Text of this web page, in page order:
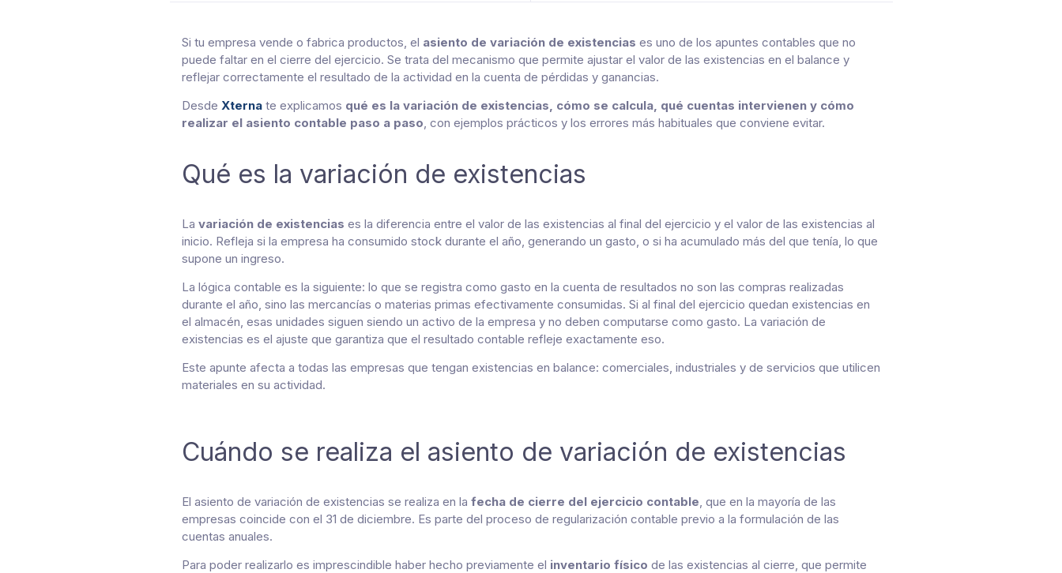
Si tu empresa vende o fabrica productos, el asiento de variación de existencias es uno de los apuntes contables que no
puede faltar en el cierre del ejercicio. Se trata del mecanismo que permite ajustar el valor de las existencias en el balance y
reflejar correctamente el resultado de la actividad en la cuenta de pérdidas y ganancias.
Desde Xternate explicamos qué es la variación de existencias, cómo se calcula, qué cuentas intervienen y cómo
realizar el asiento contable paso a paso , con ejemplos prácticos y los errores más habituales que conviene evitar.
Qué es la variación de existencias
La variación de existencias es la diferencia entre el valor de las existencias al final del ejercicio y el valor de las existencias al
inicio. Refleja si la empresa ha consumido stock durante el año, generando un gasto, o si ha acumulado más del que tenía, lo que
supone un ingreso.
La lógica contable es la siguiente: lo que se registra como gasto en la cuenta de resultados no son las compras realizadas
durante el año, sino las mercancías o materias primas efectivamente consumidas. Si al final del ejercicio quedan existencias en
el almacén, esas unidades siguen siendo un activo de la empresa y no deben computarse como gasto. La variación de
existencias es el ajuste que garantiza que el resultado contable refleje exactamente eso.
Este apunte afecta a todas las empresas que tengan existencias en balance: comerciales, industriales y de servicios que utilicen
materiales en su actividad.
Cuándo se realiza el asiento de variación de existencias
El asiento de variación de existencias se realiza en la fecha de cierre del ejercicio contable , que en la mayoría de las
empresas coincide con el 31 de diciembre. Es parte del proceso de regularización contable previo a la formulación de las
cuentas anuales.
Para poder realizarlo es imprescindible haber hecho previamente el inventario físico de las existencias al cierre, que permite